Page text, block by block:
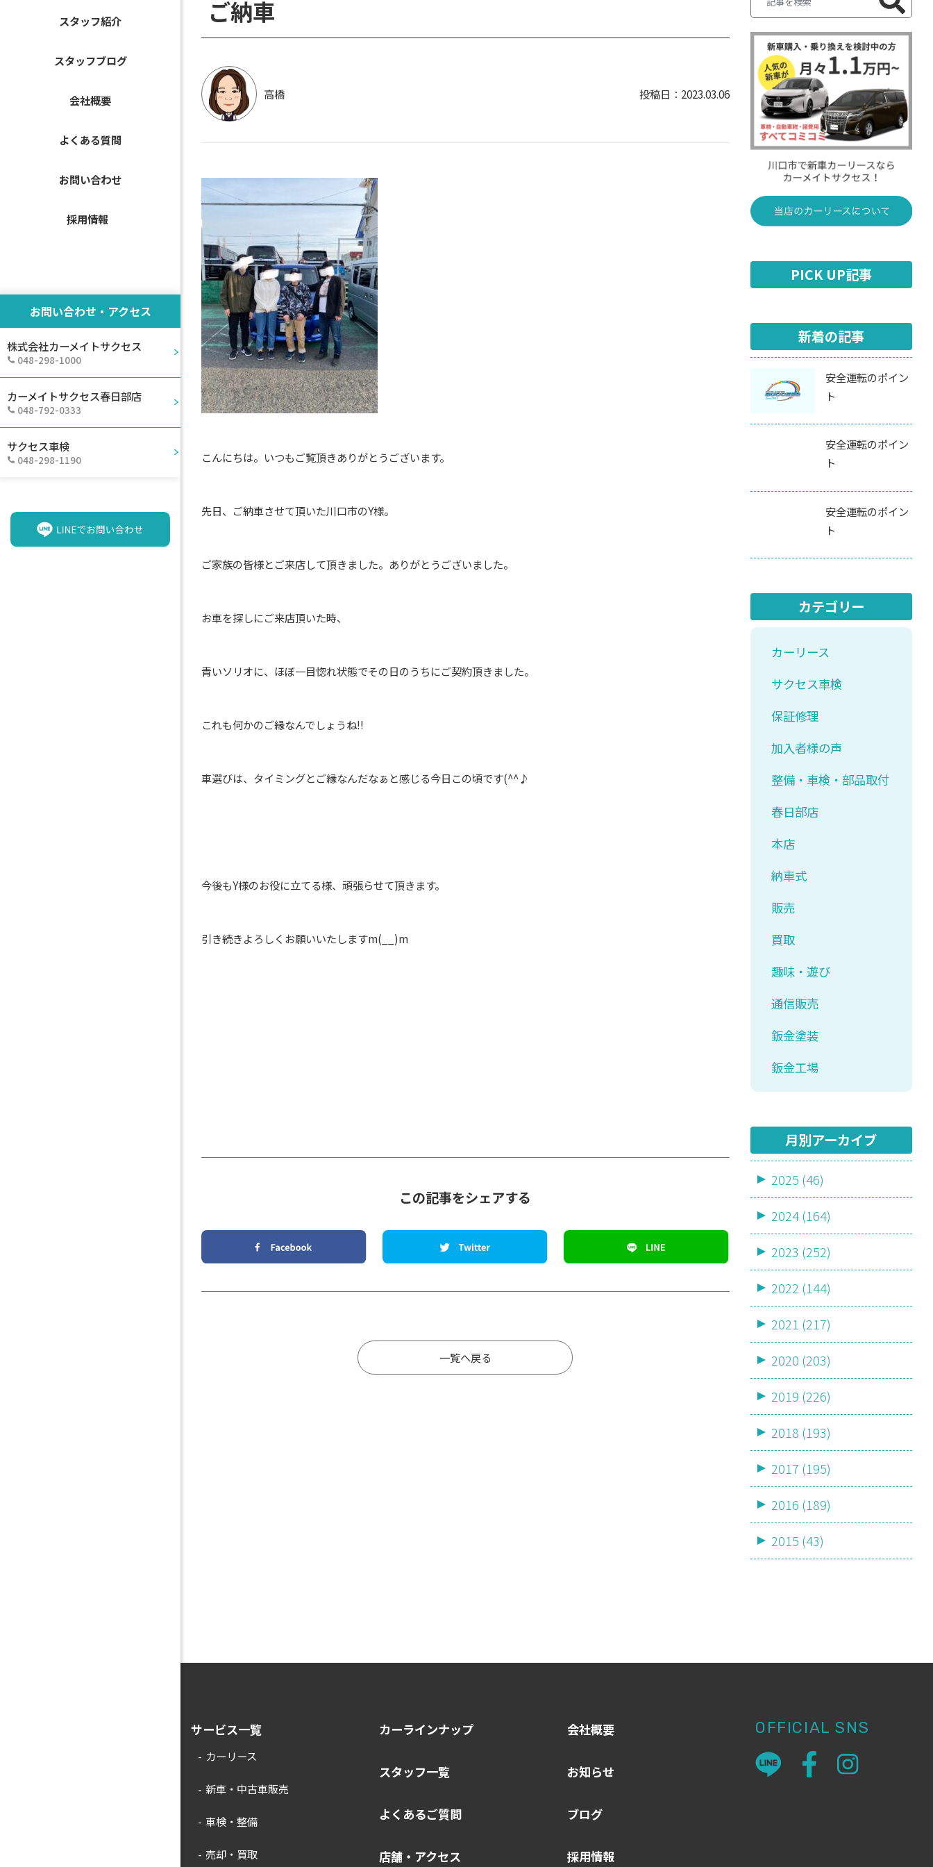
スタッフ紹介
スタッフブログ
会社概要
よくある質問
お問い合わせ
採用情報
お問い合わせ・アクセス
株式会社カーメイトサクセス
048-298-1000
カーメイトサクセス春日部店
048-792-0333
サクセス車検
048-298-1190
ご納車
高橋 2023.03.06
こんにちは。いつもご覧頂きありがとうございます。
先日、ご納車させて頂いた川口市のY様。
ご家族の皆様とご来店して頂きました。ありがとうございました。
お車を探しにご来店頂いた時、
青いソリオに、ほぼ一目惚れ状態でその日のうちにご契約頂きました。
これも何かのご縁なんでしょうね!!
車選びは、タイミングとご縁なんだなぁと感じる今日この頃です(^^♪
今後もY様のお役に立てる様、頑張らせて頂きます。
引き続きよろしくお願いいたしますm(__)m
この記事をシェアする
一覧へ戻る
PICK UP記事
新着の記事
安全運転のポイン
ト
安全運転のポイン
ト
安全運転のポイン
ト
カテゴリー
カーリース
サクセス車検
保証修理
加入者様の声
整備・車検・部品取付
春日部店
本店
納車式
販売
買取
趣味・遊び
通信販売
鈑金塗装
鈑金工場
月別アーカイブ
2025 (46)
2024 (164)
2023 (252)
2022 (144)
2021 (217)
2020 (203)
2019 (226)
2018 (193)
2017 (195)
2016 (189)
2015 (43)
サービス一覧
カーリース
新車・中古車販売
車検・整備
売却・買取
カーラインナップ
スタッフ一覧
よくあるご質問
店舗・アクセス
会社概要
お知らせ
ブログ
採用情報
OFFICIAL SNS